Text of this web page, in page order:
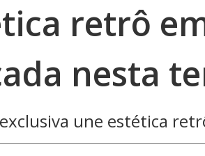
retrô
nesta
une estética